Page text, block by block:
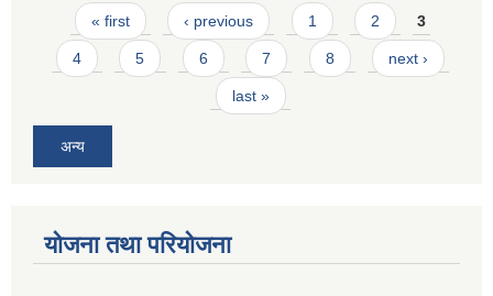
Pages
« first ‹ previous 1 2 3
4 5 6 7 8 next ›
last »
अन्य
योजना तथा परियोजना